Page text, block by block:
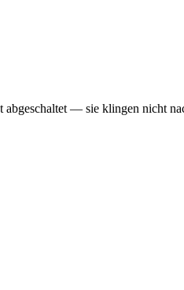
— sie klingen nicht